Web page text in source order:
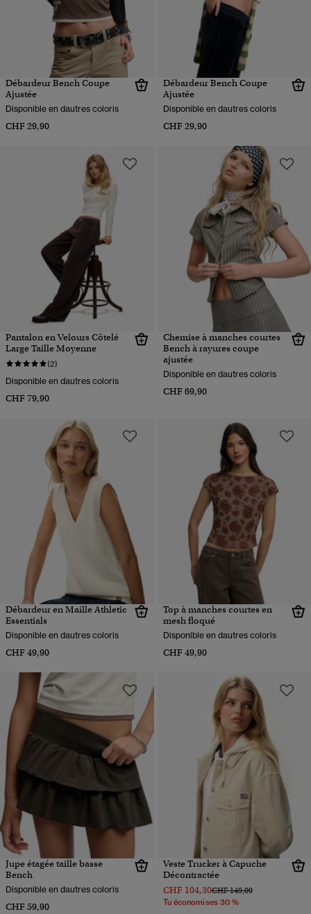
Débardeur Bench Coupe
Ajustée
Disponible en dautres coloris
CHF 29,90
Débardeur Bench Coupe
Ajustée
Disponible en dautres coloris
CHF 29,90
Pantalon en Velours Côtelé
Large Taille Moyenne
(2)
Disponible en dautres coloris
CHF 79,90
Chemise à manches courtes
Bench à rayures coupe
ajustée
Disponible en dautres coloris
CHF 69,90
Débardeur en Maille Athletic
Essentials
Disponible en dautres coloris
CHF 49,90
Top à manches courtes en
mesh floqué
Disponible en dautres coloris
CHF 49,90
Jupe étagée taille basse
Bench
Disponible en dautres coloris
CHF 59,90
Veste Trucker à Capuche
Décontractée
CHF 104,30Prix réduit de
CHF 149,00à
Tu économises 30 %